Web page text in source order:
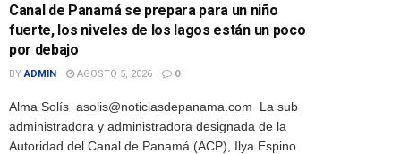
Canal de Panamá se prepara para un niño
fuerte, los niveles de los lagos están un poco
por debajo
BY ADMIN AGOSTO 5, 2026 0
Alma Solís asolis@noticiasdepanama.com La sub
administradora y administradora designada de la
Autoridad del Canal de Panamá (ACP), Ilya Espino